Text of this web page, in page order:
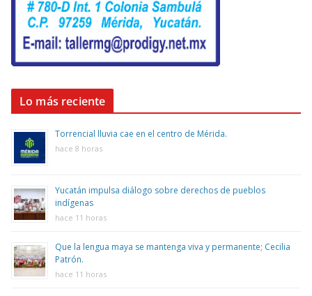
Lo más reciente
Torrencial lluvia cae en el centro de Mérida.
hace 8 horas
Yucatán impulsa diálogo sobre derechos de pueblos
indígenas
hace 11 horas
Que la lengua maya se mantenga viva y permanente; Cecilia
Patrón.
hace 11 horas